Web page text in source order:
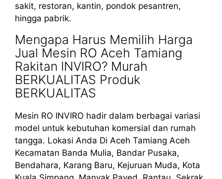
sakit, restoran, kantin, pondok pesantren,
hingga pabrik.
Mengapa Harus Memilih Harga
Jual Mesin RO Aceh Tamiang
Rakitan INVIRO? Murah
BERKUALITAS Produk
BERKUALITAS
Mesin RO INVIRO hadir dalam berbagai variasi
model untuk kebutuhan komersial dan rumah
tangga. Lokasi Anda Di Aceh Tamiang Aceh
Kecamatan Banda Mulia, Bandar Pusaka,
Bendahara, Karang Baru, Kejuruan Muda, Kota